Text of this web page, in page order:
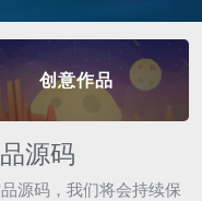
创意作品
源码
源码，我们将会持续保